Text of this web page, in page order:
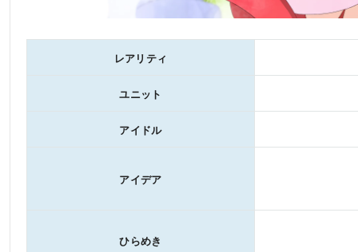
レアリティ
ユニット
アイドル
アイデア
ひらめき